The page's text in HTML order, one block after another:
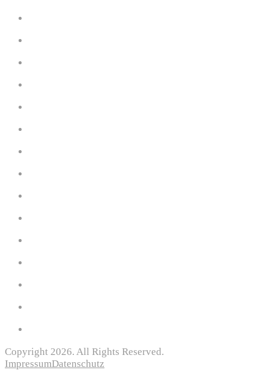
Copyright 2026. All Rights Reserved.
ImpressumDatenschutz